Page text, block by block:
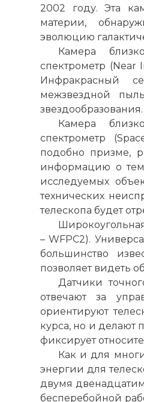
2002 году. Эта
материи,
эволюцию
Камера
спектрометр (Near
Инфракрасный
межзвездной
звездообразования.
Камера
спектрометр
подобно призме,
информацию о
исследуемых
технических
телескопа будет
– WFPC2).
большинство
позволяет видеть
Датчики
отвечают за
ориентируют
курса, но и
фиксирует
Как и для
энергии для
двумя
бесперебойной